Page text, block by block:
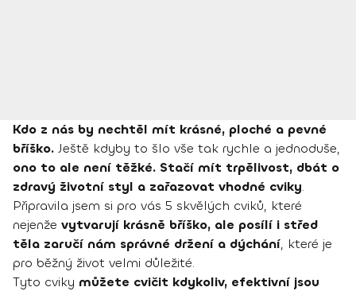
Kdo z nás by nechtěl mít krásné, ploché a pevné
bříško. Ještě kdyby to šlo vše tak rychle a jednoduše,
ono to ale není těžké. Stačí mít trpělivost, dbát o
zdravý životní styl a zařazovat vhodné cviky.
Připravila jsem si pro vás 5 skvělých cviků, které
nejenže vytvarují krásně bříško, ale posílí i střed
těla zaručí nám správné držení a dýchání, které je
pro běžný život velmi důležité.
Tyto cviky můžete cvičit kdykoliv, efektivní jsou